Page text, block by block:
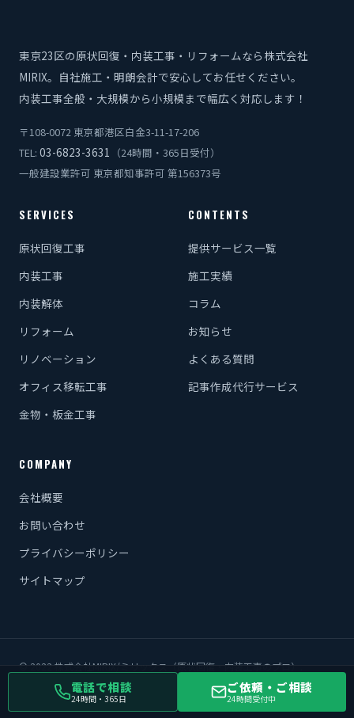
東京23区の原状回復・内装工事・リフォームなら株式会社
MIRIX。自社施工・明朗会計で安心してお任せください。
内装工事全般・大規模から小規模まで幅広く対応します！
〒108-0072 東京都港区白金3-11-17-206
TEL: 03-6823-3631 （24時間・365日受付）
一般建設業許可 東京都知事許可 第156373号
SERVICES
原状回復工事
内装工事
内装解体
リフォーム
リノベーション
オフィス移転工事
金物・板金工事
CONTENTS
提供サービス一覧
施工実績
コラム
お知らせ
よくある質問
記事作成代行サービス
COMPANY
会社概要
お問い合わせ
プライバシーポリシー
サイトマップ
© 2022 株式会社MIRIX/ミリックス（原状回復・内装工事のプロ）.
電話で相談
24時間・365日
ご依頼・ご相談
24時間受付中